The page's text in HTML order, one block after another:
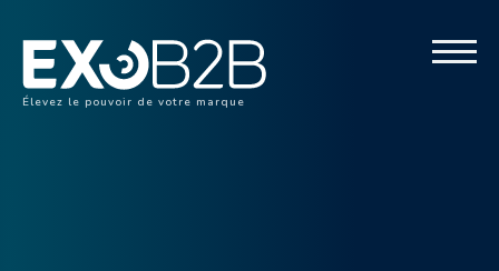
Élevez le pouvoir de votre marque